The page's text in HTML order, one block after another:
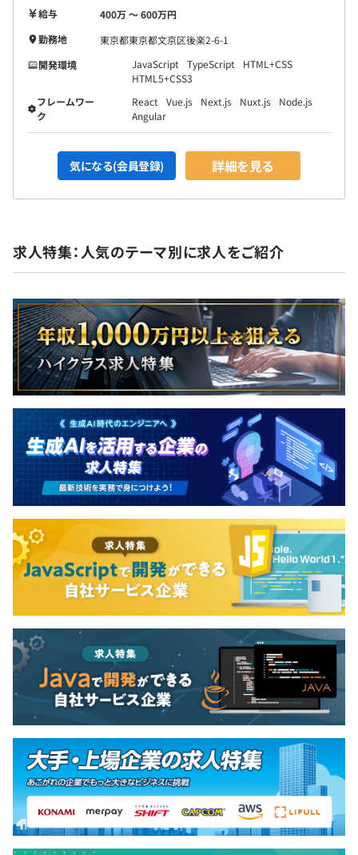
給与
400万 〜 600万円
勤務地
東京都東京都文京区後楽2-6-1
開発環境
JavaScript TypeScript
HTML+CSS
HTML5+CSS3
フレームワー
ク
React Vue.js Next.js Nuxt.js
Node.js
Angular
気になる(会員登録) 詳細を見る
求人特集：人気のテーマ別に求人をご紹介